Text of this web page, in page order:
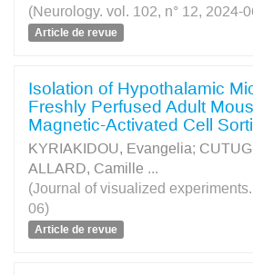
(Neurology. vol. 102, n° 12, 2024-
Article de revue
Isolation of Hypothalamic
Freshly Perfused Adult
Magnetic-Activated Cell
KYRIAKIDOU, Evangelia;
ALLARD, Camille ...
(Journal of visualized
06)
Article de revue